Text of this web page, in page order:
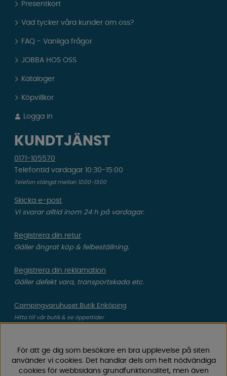
Presentkort
Vad tycker våra kunder om oss?
FAQ - Vanliga frågor
JOBBA HOS OSS
Kataloger
Köpvillkor
Logga in
KUNDTJÄNST
0171-105570
Telefontid vardagar 10:30-15:00
Telefon stängd mellan 12:00-13:00
Skicka e-post
Vi svarar alltid inom 24 h på vardagar.
Registrera din retur
Gäller ångrat köp & felbeställning.
Registrera din reklamation
Gäller defekt vara, transportskada etc.
Campingvaruhuset Butik Enköping
Hitta till vår butik & se öppettider
Campingvaruhuset
För att ge dig som besökare en bra upplevelse på siten
använder vi cookies. Det handlar dels om helt nödvändiga
cookies för webbsidans grundfunktionalitet, men även